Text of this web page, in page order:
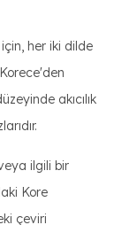
her iki dilde
akıcılık
ilgili bir
Kore
çeviri